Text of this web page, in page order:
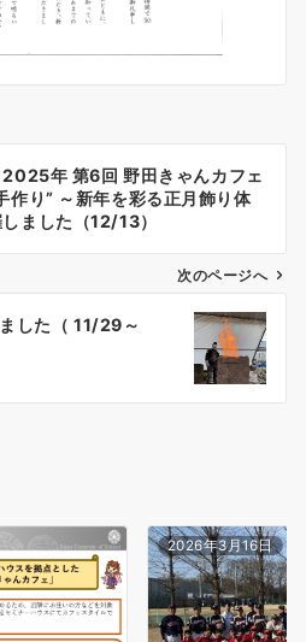
2025年 第6回 野田きゃんカフェ
作り” ～新年を彩る正月飾り体
ました（12/13）
次のページへ
した（ 11/29～
2026年3月16日